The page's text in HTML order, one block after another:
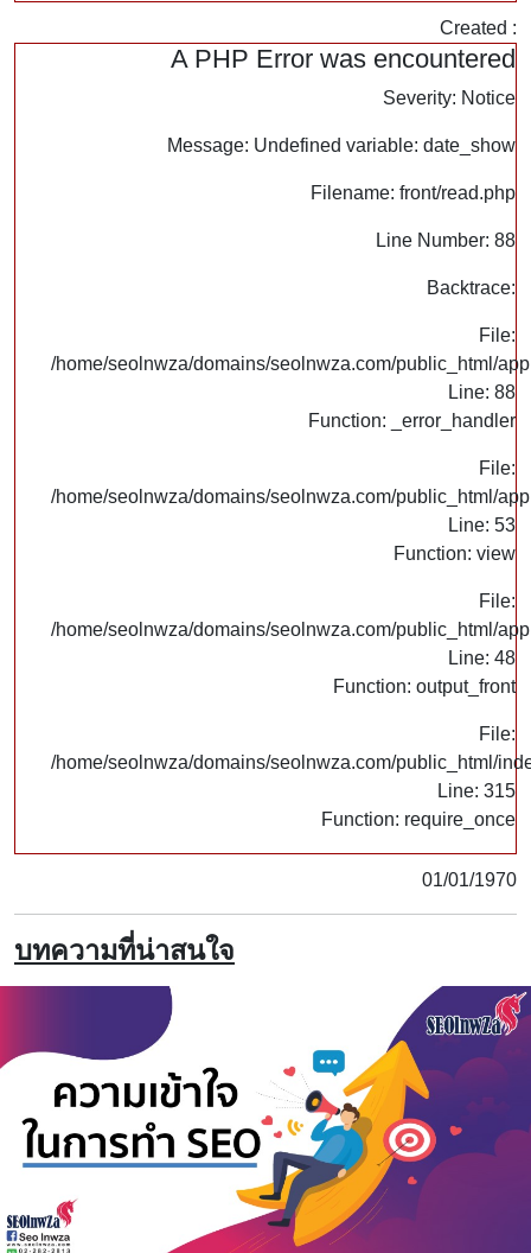
Created :
A PHP Error was encountered
Severity: Notice
Message: Undefined variable: date_show
Filename: front/read.php
Line Number: 88
Backtrace:
File:
/home/seolnwza/domains/seolnwza.com/public_html/
Line: 88
Function: _error_handler
File:
/home/seolnwza/domains/seolnwza.com/public_html/
Line: 53
Function: view
File:
/home/seolnwza/domains/seolnwza.com/public_html/
Line: 48
Function: output_front
File:
/home/seolnwza/domains/seolnwza.com/public_html/
Line: 315
Function: require_once
01/01/1970
บทความที่น่าสนใจ